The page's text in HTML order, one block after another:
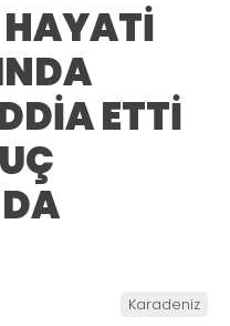
ETTİ
Karadeniz